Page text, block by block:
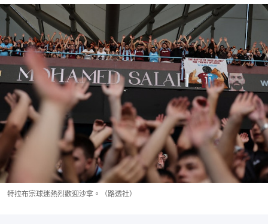
特拉布宗球迷熱烈歡迎沙拿。（路透社）